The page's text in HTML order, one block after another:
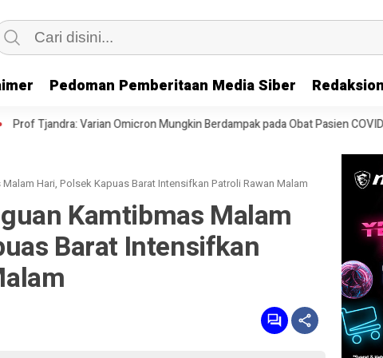
Pedoman Pemberitaan Media Siber
Omicron Mungkin Berdampak pada Obat Pasien COVID-19 Speedboat
Hari, Polsek Kapuas Barat Intensifkan Patroli Rawan Malam
Kamtibmas Malam
Barat Intensifkan